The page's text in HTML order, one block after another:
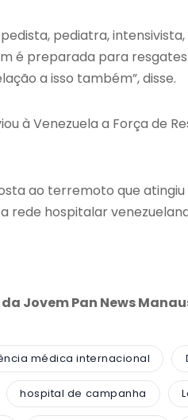
pediatra,
é preparada para
a isso também”, disse.
à Venezuela a Força de
ao terremoto que atingiu
rede hospitalar
Jovem Pan News
médica internacional
hospital de campanha